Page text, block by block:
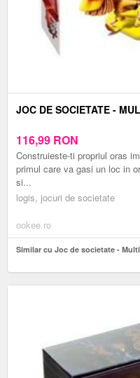
JOC DE SOCIETATE -
116,99 RON
Construieste-ti propriul oras
primul care va gasi un loc in
si...
logis, jocuri de societate
ookee.ro
Similar cu Joc de societate -